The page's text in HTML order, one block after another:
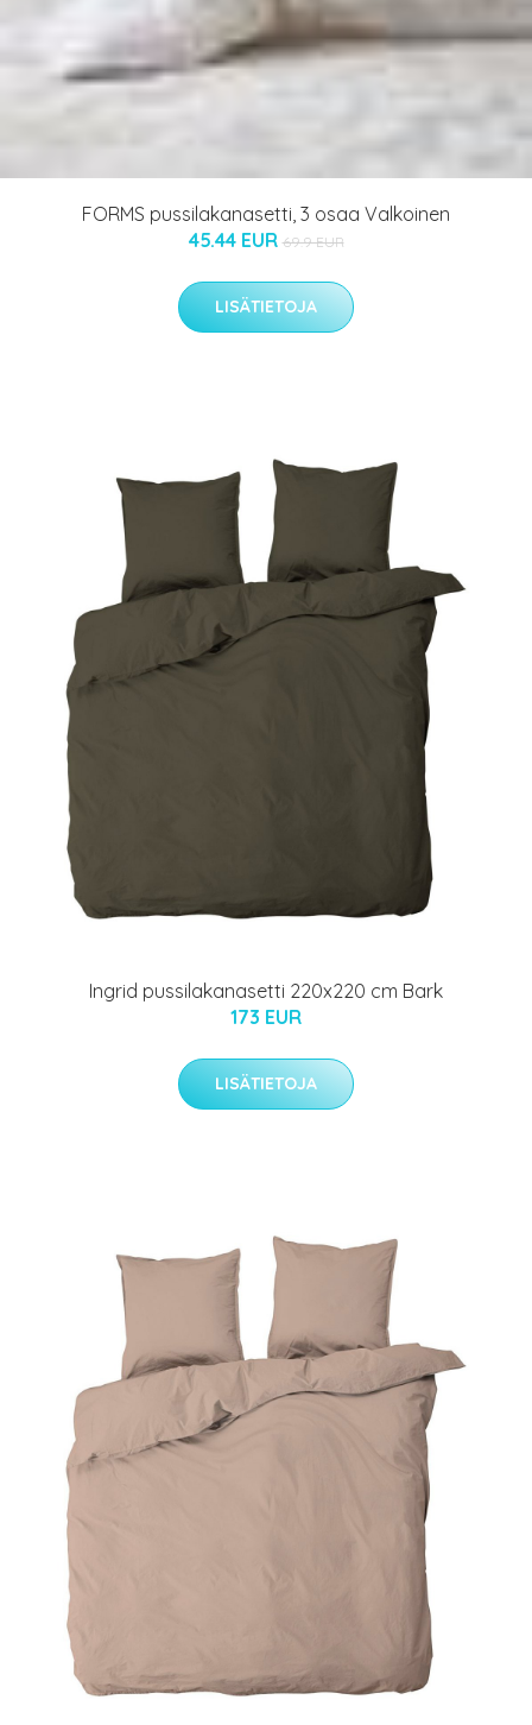
FORMS pussilakanasetti, 3 osaa Valkoinen
45.44 EUR 69.9 EUR
LISÄTIETOJA
Ingrid pussilakanasetti 220x220 cm Bark
173 EUR
LISÄTIETOJA